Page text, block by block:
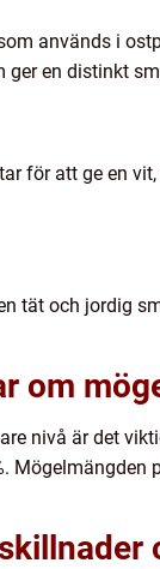
används i
en distinkt
för att ge en
tät och jordig
om
nivå är det